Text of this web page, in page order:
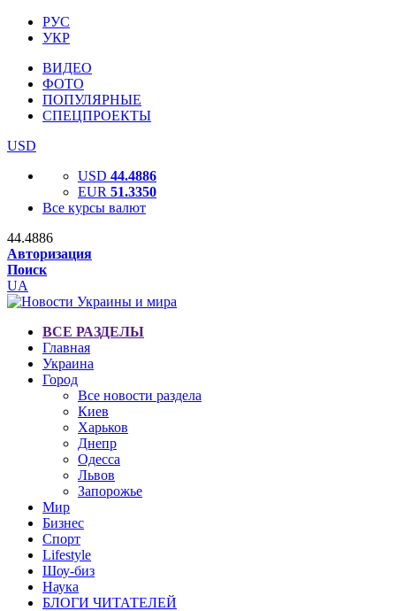
РУС
УКР
ВИДЕО
ФОТО
ПОПУЛЯРНЫЕ
СПЕЦПРОЕКТЫ
USD
USD 44.4886
EUR 51.3350
Все курсы валют
44.4886
Авторизация
Поиск
UA
ВСЕ РАЗДЕЛЫ
Главная
Украина
Город
Все новости раздела
Киев
Харьков
Днепр
Одесса
Львов
Запорожье
Мир
Бизнес
Спорт
Lifestyle
Шоу-биз
Наука
БЛОГИ ЧИТАТЕЛЕЙ